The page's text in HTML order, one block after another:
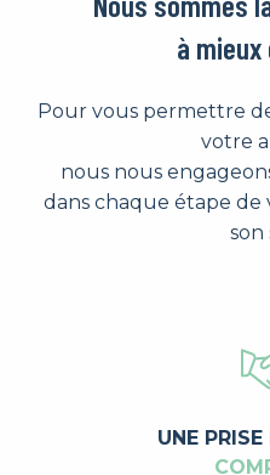
à
Pour vous permettre
votre
nous nous
dans chaque étape
son
UNE